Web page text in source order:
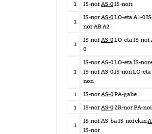
1 IS-norAS-0IS-nori
1
IS-norAS-0LO-eta A1-0
nor AB A2
1
IS-norAS-0LO-eta IS-nor
0
1
IS-norAS-0LO-eta IS-
IS-nor AS-0 IS-non LO-eta
non
1
IS-norAS-0PA-gabe
1
IS-norAS-0ZR-nor PA-
1
IS-nor AS-ba IS-norekin
IS-nor